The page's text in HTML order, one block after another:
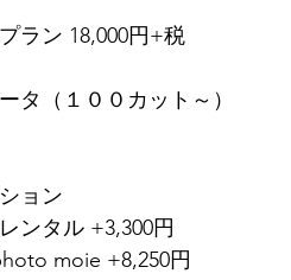
ラン 18,000円+税
タ（１００カット～）
ョン
ンタル +3,300円
moie +8,250円